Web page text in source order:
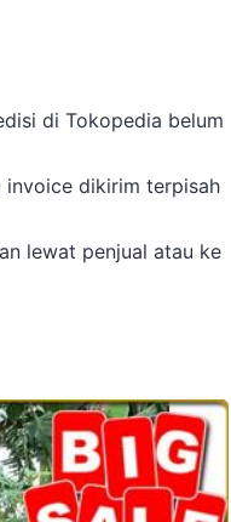
di Tokopedia belum
invoice dikirim terpisah
lewat penjual atau ke